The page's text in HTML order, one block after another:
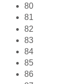
80
81
82
83
84
85
86